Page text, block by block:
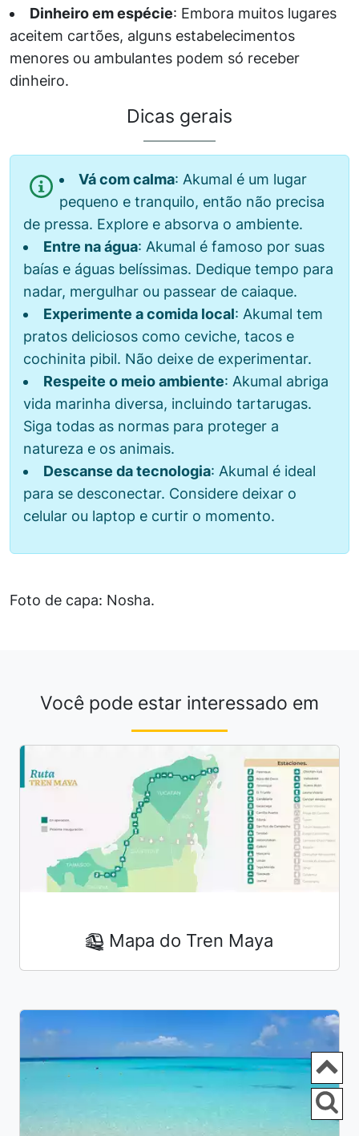
Dinheiro em espécie: Embora muitos lugares
aceitem cartões, alguns estabelecimentos
menores ou ambulantes podem só receber
dinheiro.
Dicas gerais
Vá com calma: Akumal é um lugar
pequeno e tranquilo, então não precisa
de pressa. Explore e absorva o ambiente.
Entre na água: Akumal é famoso por suas
baías e águas belíssimas. Dedique tempo para
nadar, mergulhar ou passear de caiaque.
Experimente a comida local: Akumal tem
pratos deliciosos como ceviche, tacos e
cochinita pibil. Não deixe de experimentar.
Respeite o meio ambiente: Akumal abriga
vida marinha diversa, incluindo tartarugas.
Siga todas as normas para proteger a
natureza e os animais.
Descanse da tecnologia: Akumal é ideal
para se desconectar. Considere deixar o
celular ou laptop e curtir o momento.
Foto de capa: Nosha.
Você pode estar interessado em
Mapa do Tren Maya